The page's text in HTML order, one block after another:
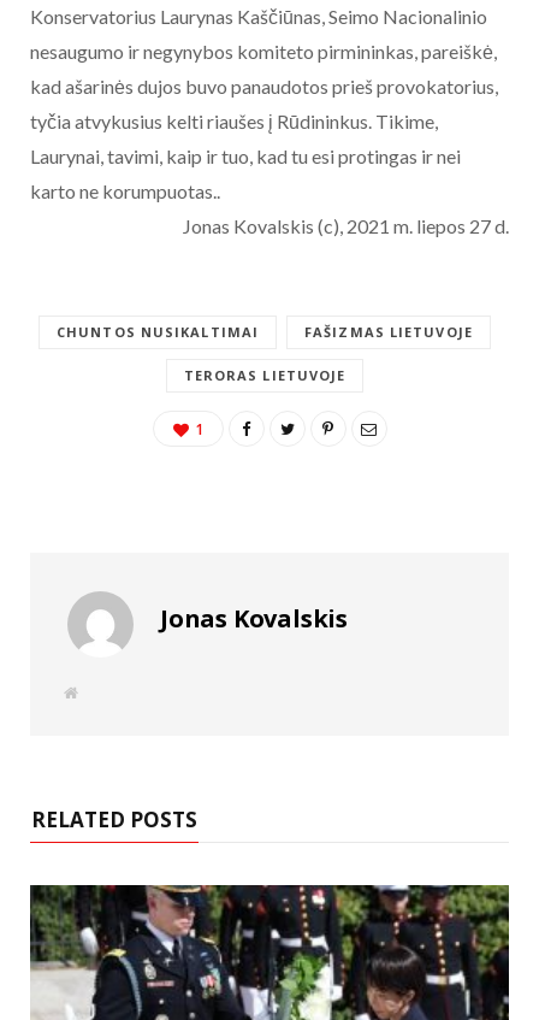
Konservatorius Laurynas Kaščiūnas, Seimo Nacionalinio
nesaugumo ir negynybos komiteto pirmininkas, pareiškė,
kad ašarinės dujos buvo panaudotos prieš provokatorius,
tyčia atvykusius kelti riaušes į Rūdininkus. Tikime,
Laurynai, tavimi, kaip ir tuo, kad tu esi protingas ir nei
karto ne korumpuotas..
Jonas Kovalskis (c), 2021 m. liepos 27 d.
CHUNTOS NUSIKALTIMAI FAŠIZMAS LIETUVOJE
TERORAS LIETUVOJE
1
Jonas Kovalskis
W
RELATED POSTS